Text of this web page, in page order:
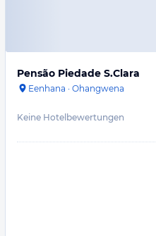
Pensão Piedade S.Clara
Eenhana · Ohangwena
Keine Hotelbewertungen